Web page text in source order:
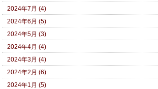
2024年7月 (4)
2024年6月 (5)
2024年5月 (3)
2024年4月 (4)
2024年3月 (4)
2024年2月 (6)
2024年1月 (5)